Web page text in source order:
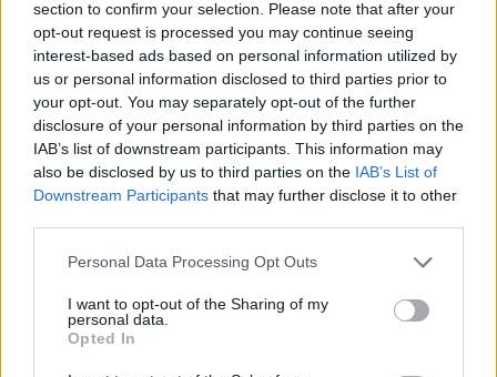
section to confirm your selection. Please note that after your
opt-out request is processed you may continue seeing
interest-based ads based on personal information utilized by
us or personal information disclosed to third parties prior to
your opt-out. You may separately opt-out of the further
disclosure of your personal information by third parties on the
IAB’s list of downstream participants. This information may
also be disclosed by us to third parties on the IAB’s List of
Downstream Participants that may further disclose it to other
Personal Data Processing Opt Outs
I want to opt-out of the Sharing of my
personal data.
Opted In
Les mug cakes sont à la mode plus que jamais et pour
Lire la suite...
Gâteaux façon macarons au café et
autres parfums